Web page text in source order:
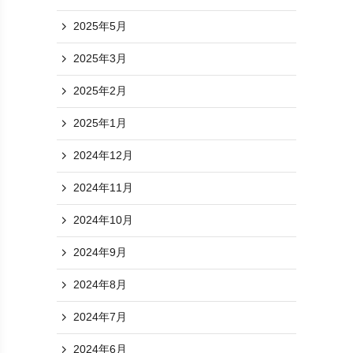
2025年5月
2025年3月
2025年2月
2025年1月
2024年12月
2024年11月
2024年10月
2024年9月
2024年8月
2024年7月
2024年6月